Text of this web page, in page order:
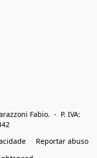
Fabio.  -  P. IVA:
Reportar abuso